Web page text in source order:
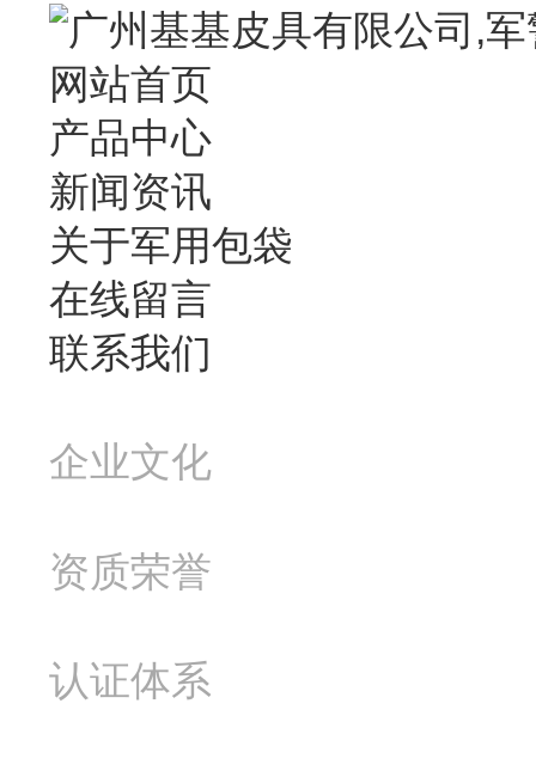
网站首页
产品中心
新闻资讯
关于军用包袋
在线留言
联系我们
企业文化
资质荣誉
认证体系